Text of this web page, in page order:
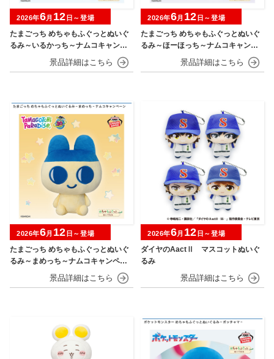
たまごっち めちゃもふぐっとぬいぐ
るみ～いるかっち～ナムコキャンペ
2026年6月 12 日～登場
たまごっち めちゃもふぐっとぬいぐ
るみ～ほーほっち～ナムコキャンペ
2026年6月 12 日～登場
たまごっち めちゃもふぐっとぬいぐ
るみ～まめっち～ナムコキャンペー
2026年6月 12 日～登場
ダイヤのAactⅡ マスコットぬいぐ
るみ
2026年6月 12 日～登場